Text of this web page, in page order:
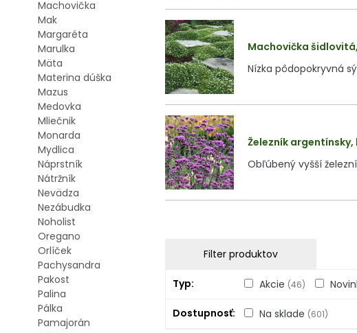
Machovička
Nízka pôdopokryvná
Železník argentínsky,
Obľúbený vyšší
Filter produktov
Typ Akcie (46)
Dostupnosť Na sklade (601)
Machovička
Mak
Margaréta
Marulka
Mäta
Materina dúška
Mazus
Medovka
Mliečnik
Monarda
Mydlica
Náprstník
Nátržník
Nevädza
Nezábudka
Noholist
Oregano
Orlíček
Pachysandra
Pakost
Palina
Pálka
Pamajorán